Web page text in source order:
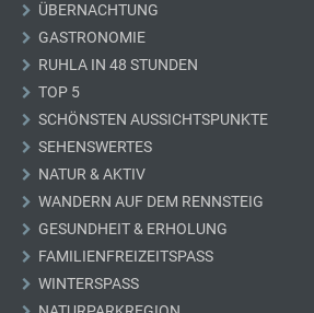
ÜBERNACHTUNG
GASTRONOMIE
RUHLA IN 48 STUNDEN
TOP 5
SCHÖNSTEN AUSSICHTSPUNKTE
SEHENSWERTES
NATUR & AKTIV
WANDERN AUF DEM RENNSTEIG
GESUNDHEIT & ERHOLUNG
FAMILIENFREIZEITSPASS
WINTERSPASS